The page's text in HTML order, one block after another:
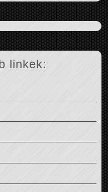
linkek: